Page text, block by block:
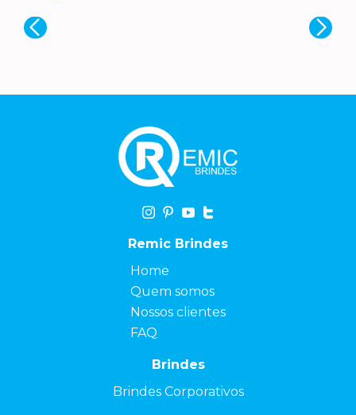
Remic Brindes
Home
Quem somos
Nossos clientes
FAQ
Brindes
Brindes Corporativos